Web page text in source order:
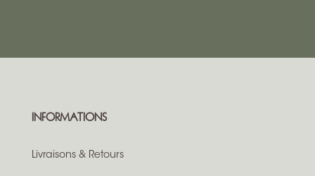
INFORMATIONS
Livraisons & Retours